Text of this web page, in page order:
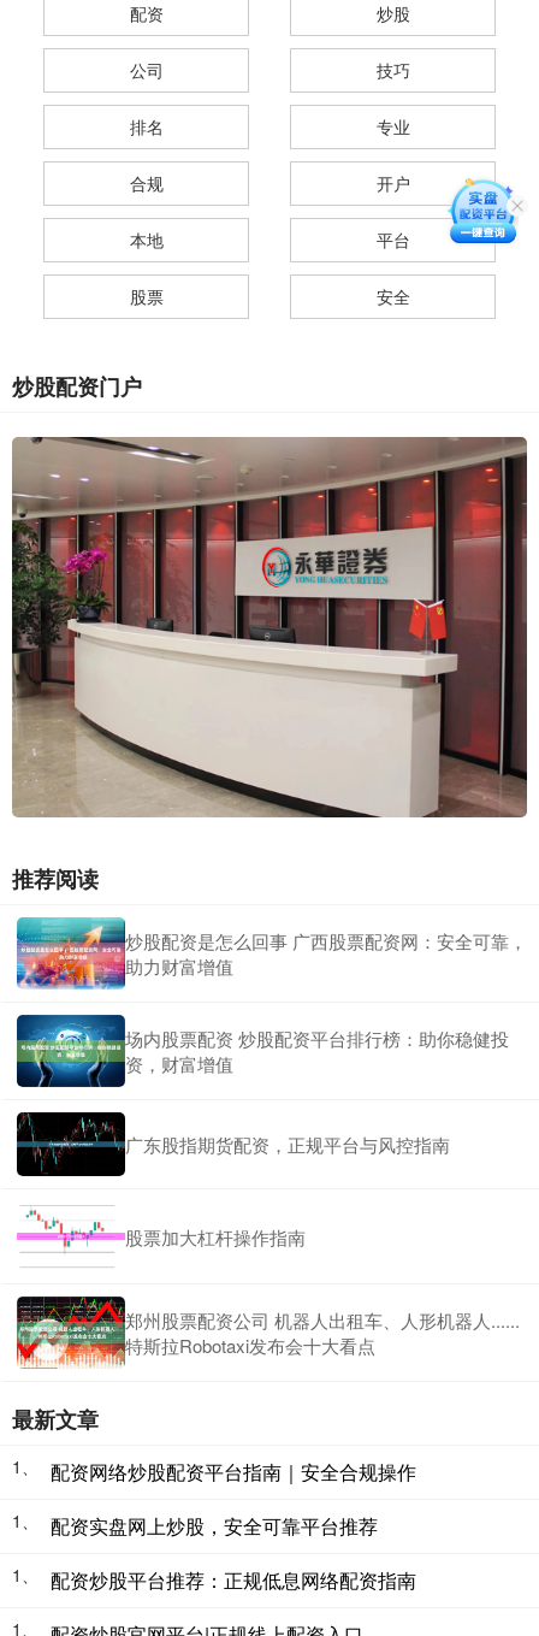
配资 炒股
公司 技巧
排名 专业
合规 开户
本地 平台
股票 安全
炒股配资门户
推荐阅读
炒股配资是怎么回事 广西股票配资网：安全可靠，
助力财富增值
场内股票配资 炒股配资平台排行榜：助你稳健投
资，财富增值
广东股指期货配资，正规平台与风控指南
股票加大杠杆操作指南
郑州股票配资公司 机器人出租车、人形机器人......
特斯拉Robotaxi发布会十大看点
最新文章
1、 配资网络炒股配资平台指南｜安全合规操作
1、 配资实盘网上炒股，安全可靠平台推荐
1、 配资炒股平台推荐：正规低息网络配资指南
1、